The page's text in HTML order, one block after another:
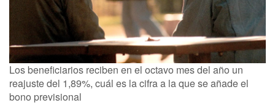
Los beneficiarios reciben en el octavo mes del año un
reajuste del 1,89%, cuál es la cifra a la que se añade el
bono previsional